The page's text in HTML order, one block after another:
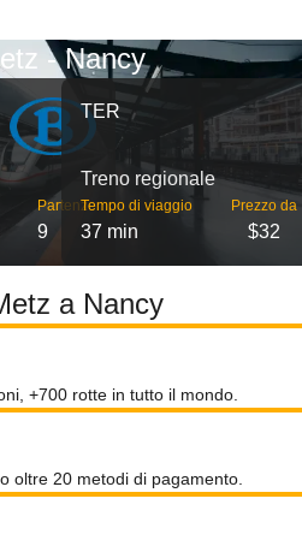
- Nancy
Partenze
9
TER
Treno regionale
Tempo di viaggio
37 min
Prezzo da
$32
a Nancy
+700 rotte in tutto il mondo.
oltre 20 metodi di pagamento.